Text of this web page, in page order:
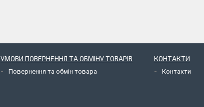
УМОВИ ПОВЕРНЕННЯ ТА ОБМІНУ ТОВАРІВ
Повернення та обмін товара
КОНТАКТИ
Контакти